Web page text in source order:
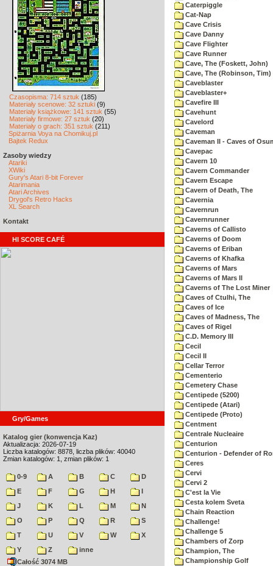
Czasopisma: 714 sztuk (185)
Materiały scenowe: 32 sztuki (9)
Materiały książkowe: 141 sztuk (55)
Materiały firmowe: 27 sztuk (20)
Materiały o grach: 351 sztuk (211)
Spiżarnia Voya na Chomikuj.pl
Bajtek Redux
Zasoby wiedzy
Atariki
XWiki
Gury's Atari 8-bit Forever
Atarimania
Atari Archives
Drygol's Retro Hacks
XL Search
Kontakt
HI SCORE CAFÉ
Gry/Games
Katalog gier (konwencja Kaz)
Aktualizacja: 2026-07-19
Liczba katalogów: 8878, liczba plików: 40040
Zmian katalogów: 1, zmian plików: 1
0-9 A B C
D
E
F G H
I
J
K L M
N
O
P Q R
S
T
U V W
X
Y
Z
inne
Całość 3074 MB
Caterpiggle
Cat-Nap
Cave Crisis
Cave Danny
Cave Flighter
Cave Runner
Cave, The (Foskett, John)
Cave, The (Robinson, Tim)
Caveblaster
Caveblaster+
Cavefire III
Cavehunt
Cavelord
Caveman
Caveman II - Caves of
Cavepac
Cavern 10
Cavern Commander
Cavern Escape
Cavern of Death, The
Cavernia
Cavernrun
Cavernrunner
Caverns of Callisto
Caverns of Doom
Caverns of Eriban
Caverns of Khafka
Caverns of Mars
Caverns of Mars II
Caverns of The Lost Miner
Caves of Ctulhi, The
Caves of Ice
Caves of Madness, The
Caves of Rigel
C.D. Memory III
Cecil
Cecil II
Cellar Terror
Cementerio
Cemetery Chase
Centipede (5200)
Centipede (Atari)
Centipede (Proto)
Centment
Centrale Nucleaire
Centurion
Centurion - Defender of
Ceres
Cervi
Cervi 2
C'est la Vie
Cesta kolem Sveta
Chain Reaction
Challenge!
Challenge 5
Chambers of Zorp
Champion, The
Championship Golf